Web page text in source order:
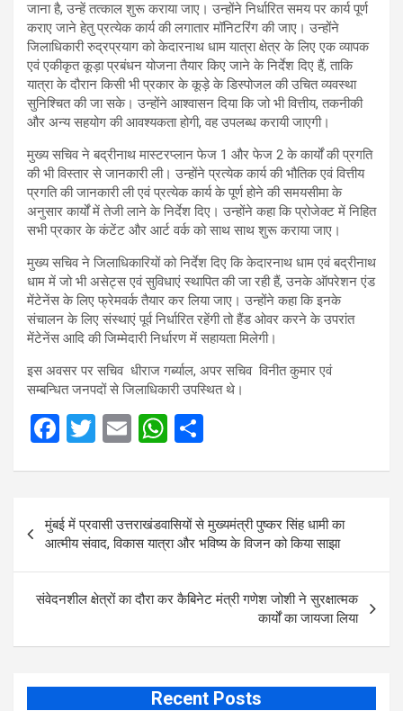
जाना है, उन्हें तत्काल शुरू कराया जाए। उन्होंने निर्धारित समय पर कार्य पूर्ण
कराए जाने हेतु प्रत्येक कार्य की लगातार मॉनिटरिंग की जाए। उन्होंने
जिलाधिकारी रुद्रप्रयाग को केदारनाथ धाम यात्रा क्षेत्र के लिए एक व्यापक
एवं एकीकृत कूड़ा प्रबंधन योजना तैयार किए जाने के निर्देश दिए हैं, ताकि
यात्रा के दौरान किसी भी प्रकार के कूड़े के डिस्पोजल की उचित व्यवस्था
सुनिश्चित की जा सके। उन्होंने आश्वासन दिया कि जो भी वित्तीय, तकनीकी
और अन्य सहयोग की आवश्यकता होगी, वह उपलब्ध करायी जाएगी।
मुख्य सचिव ने बद्रीनाथ मास्टरप्लान फेज 1 और फेज 2 के कार्यों की प्रगति
की भी विस्तार से जानकारी ली। उन्होंने प्रत्येक कार्य की भौतिक एवं वित्तीय
प्रगति की जानकारी ली एवं प्रत्येक कार्य के पूर्ण होने की समयसीमा के
अनुसार कार्यों में तेजी लाने के निर्देश दिए। उन्होंने कहा कि प्रोजेक्ट में निहित
सभी प्रकार के कंटेंट और आर्ट वर्क को साथ साथ शुरू कराया जाए।
मुख्य सचिव ने जिलाधिकारियों को निर्देश दिए कि केदारनाथ धाम एवं बद्रीनाथ
धाम में जो भी असेट्स एवं सुविधाएं स्थापित की जा रही हैं, उनके ऑपरेशन एंड
मेंटेनेंस के लिए फ्रेमवर्क तैयार कर लिया जाए। उन्होंने कहा कि इनके
संचालन के लिए संस्थाएं पूर्व निर्धारित रहेंगी तो हैंड ओवर करने के उपरांत
मेंटेनेंस आदि की जिम्मेदारी निर्धारण में सहायता मिलेगी।
इस अवसर पर सचिव धीराज गर्ब्याल, अपर सचिव विनीत कुमार एवं
सम्बन्धित जनपदों से जिलाधिकारी उपस्थित थे।
F
b
o
o
k
T
er
E
W
s
A
p
p
e
Post
navigation
मुंबई में प्रवासी उत्तराखंडवासियों से मुख्यमंत्री पुष्कर सिंह धामी का
आत्मीय संवाद, विकास यात्रा और भविष्य के विजन को किया साझा
संवेदनशील क्षेत्रों का दौरा कर कैबिनेट मंत्री गणेश जोशी ने सुरक्षात्मक
कार्यों का जायजा लिया
Recent Posts